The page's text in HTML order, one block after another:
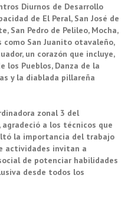
Diurnos de Desarrollo
de El Peral, San José de
San Pedro de Pelileo, Mocha,
San Juanito otavaleño,
un corazón que incluye,
los Pueblos, Danza de la
y la diablada pillareña
zonal 3 del
a los técnicos que
la importancia del trabajo
actividades invitan a
de potenciar habilidades
desde todos los